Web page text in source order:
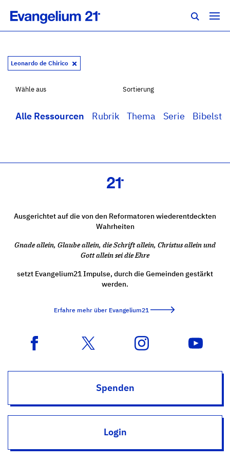
Leonardo de Chirico
Wähle aus
Alle Ressourcen Rubrik Thema Serie
Sortierung
Ausgerichtet auf die von den Reformatoren wiederentdeckten
Wahrheiten
Gnade allein, Glaube allein, die Schrift allein, Christus allein und
Gott allein sei die Ehre
setzt Evangelium21 Impulse, durch die Gemeinden gestärkt
werden.
Erfahre mehr über Evangelium21
Spenden
Login